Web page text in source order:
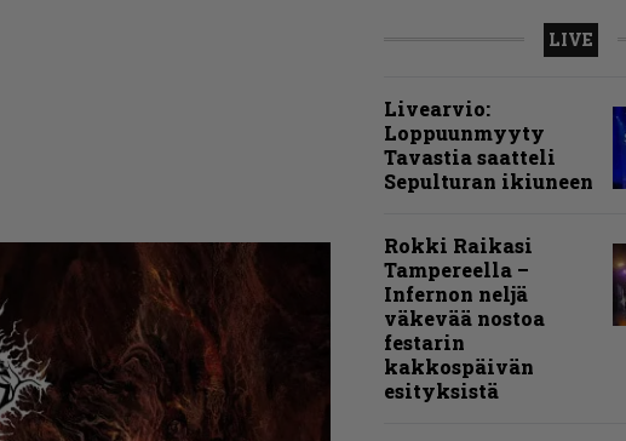
LIVE
Livearvio:
Loppuunmyyty
Tavastia saatteli
Sepulturan ikiuneen
Rokki Raikasi
Tampereella –
Infernon neljä
väkevää nostoa
festarin
kakkospäivän
esityksistä